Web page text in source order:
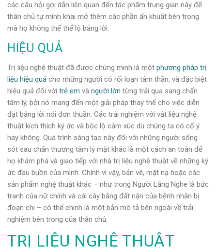
các câu hỏi gợi dẫn liên quan đến tác phẩm trung gian này để
thân chủ tự mình khai mở thêm các phần ẩn khuất bên trong
mà họ không thể thể lộ bằng lời.
HIỆU QUẢ
Trị liệu nghệ thuật đã được chứng minh là một phương pháp trị
liệu hiệu quả cho những người có rối loạn tâm thần, và đặc biệt
hiệu quả đối với trẻ em và người lớn từng trải qua sang chấn
tâm lý, bởi nó mang đến một giải pháp thay thế cho việc diễn
đạt bằng lời nói đơn thuần. Các trải nghiệm với vật liệu nghệ
thuật kích thích ký ức và bộc lộ cảm xúc dù chúng ta có cố ý
hay không. Quá trình sáng tạo này đối với những người sống
sót sau chấn thương tâm lý mặt khác là một cách an toàn để
họ khám phá và giao tiếp với nhà trị liệu nghệ thuật về những ký
ức đau buồn của mình. Chính vì vậy, bản vẽ, mặt nạ hoặc các
sản phẩm nghệ thuật khác – như trong Người Lắng Nghe là bức
tranh của nữ chính và cái cây bằng đất nặn của bệnh nhân bị
đoạn chi – có thể chính là một bản mô tả bên ngoài về trải
nghiệm bên trong của thân chủ.
TRỊ LIỆU NGHỆ THUẬT